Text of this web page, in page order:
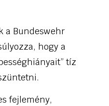
a Bundeswehr
hogy a
tíz
fejlemény,